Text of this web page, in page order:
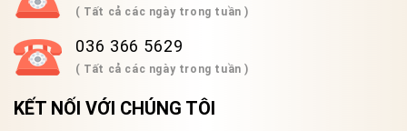
( Tất cả các ngày trong tuần )
036 366 5629
( Tất cả các ngày trong tuần )
KẾT NỐI VỚI CHÚNG TÔI